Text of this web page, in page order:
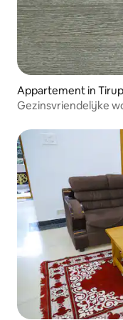
Appartement in
Gezinsvriendelijke